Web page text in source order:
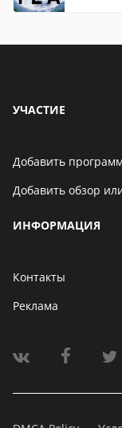
УЧАСТИЕ
Добавить
Добавить обзор
ИНФОРМАЦИЯ
Контакты
Реклама